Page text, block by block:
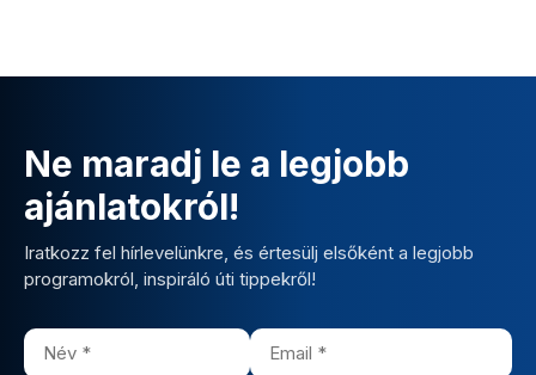
Ne maradj le a legjobb
ajánlatokról!
Iratkozz fel hírlevelünkre, és értesülj elsőként a legjobb
programokról, inspiráló úti tippekről!